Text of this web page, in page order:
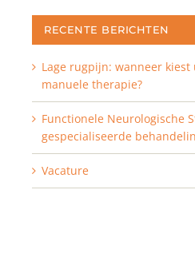
RECENTE BERICHTEN
Lage rugpijn: wanneer
manuele therapie?
Functionele Neurologische
gespecialiseerde
Vacature